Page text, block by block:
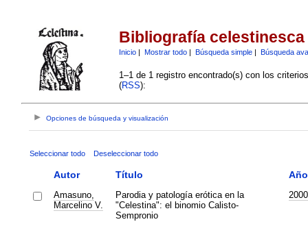
Bibliografía celestinesca
Inicio| Mostrar todo| Búsqueda simple| Búsqueda
1–1 de 1 registro encontrado(s) con los
(RSS):
Opciones de búsqueda y visualización
Seleccionar todo Deseleccionar todo
Autor Título Año
Amasuno,
Marcelino V.
Parodia y patología erótica en la
"Celestina": el binomio Calisto-
Sempronio
2000